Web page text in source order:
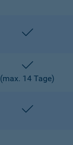
enthalten
enthalten
(max. 14 Tage)
enthalten